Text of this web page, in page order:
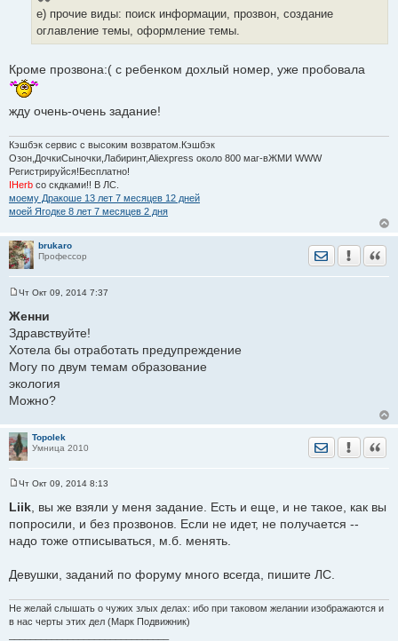
е) прочие виды: поиск информации, прозвон, создание
оглавление темы, оформление темы.
Кроме прозвона:( с ребенком дохлый номер, уже пробовала
жду очень-очень задание!
Кэшбэк сервис с высоким возвратом.Кэшбэк
Озон,ДочкиСыночки,Лабиринт,Aliexpress около 800 маг-вЖМИ WWW
Регистрируйся!Бесплатно!
IHerb со скдками!! В ЛС.
моему Дракоше 13 лет 7 месяцев 12 дней
моей Ягодке 8 лет 7 месяцев 2 дня
brukaro
Профессор
Отправить
о
о
б
щ
е
н
е
Чт Окт 09, 2014 7:37
Женни
Здравствуйте!
Хотела бы отработать предупреждение
Могу по двум темам образование
экология
Можно?
Topolek
Умница 2010
Отправить
о
о
б
е
е
Чт Окт 09, 2014 8:13
Liik , вы же взяли у меня задание. Есть и еще, и не такое, как вы
попросили, и без прозвонов. Если не идет, не получается --
надо тоже отписываться, м.б. менять.
Девушки, заданий по форуму много всегда, пишите ЛС.
Не желай слышать о чужих злых делах: ибо при таковом желании изображаются и
в нас черты этих дел (Марк Подвижник)